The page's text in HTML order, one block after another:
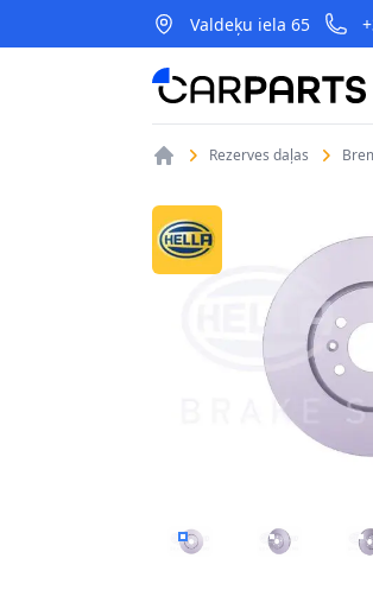
Valdeķu iela 65
CarParts
Rezerves daļas
BREMŽU DISKI HELLA
BREMŽU